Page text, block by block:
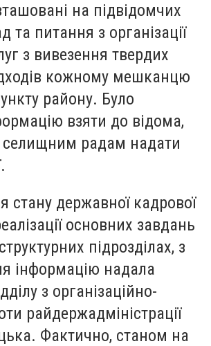
на підвідомчих
та питання з організації
з вивезення твердих
кожному мешканцю
району. Було
взяти до відома,
селищним радам надати
стану державної кадрової
основних завдань
підрозділах, з
інформацію надала
з організаційно-
райдержадміністрації
Фактично, станом на